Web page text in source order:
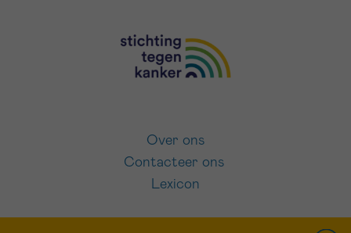
Over ons
Contacteer ons
Lexicon